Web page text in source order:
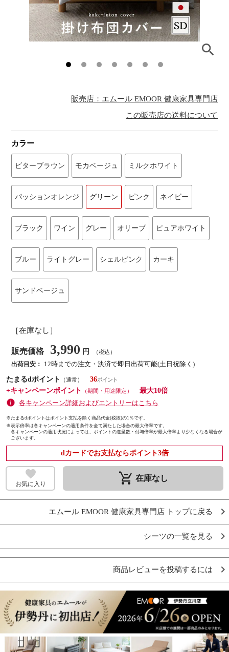
販売店：エムール EMOOR 健康家具専門店
この販売店の送料について
カラー
ビターブラウン モカベージュ ミルクホワイト
パッションオレンジ グリーン ピンク ネイビー
ブラック ワイン グレー オリーブ ピュアホワイト
ブルー ライトグレー シェルピンク カーキ
サンドベージュ
［在庫なし］
販売価格 3,990 円 （税込）
出荷目安：
12時までの注文・決済で即日出荷可能(土日祝除く)
たまるdポイント
（通常）
36
+キャンペーンポイント
（期間・用途限定）
最大10倍
各キャンペーン詳細およびエントリーはこちら
※たまるdポイントはポイント支払を除く商品代金(税抜)の1％です。
※表示倍率は各キャンペーンの適用条件を全て満たした場合の最大倍率です。
各キャンペーンの適用状況によっては、ポイントの進呈数・付与倍率が最大倍率より少なくなる場合が
ございます。
dカードでお支払ならポイント3倍
お気に入り remove_shopping_cart 在庫なし
エムール EMOOR 健康家具専門店 トップに戻る
シーツの一覧を見る
商品レビューを投稿するには